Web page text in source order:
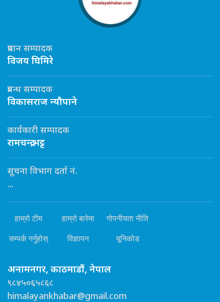
प्रधान सम्पादक
विजय घिमिरे
प्रबन्ध सम्पादक
विकासराज न्यौपाने
कार्यकारी सम्पादक
रामचन्द्र भट्ट
सूचना विभाग दर्ता नं.
...
हाम्रो टीम हाम्रो बारेमा गोपनीयता नीति
सम्पर्क गर्नुहोस् विज्ञापन यूनिकोड
अनामनगर, काठमाडौं, नेपाल
९८४५०६५८६८
himalayankhabar@gmail.com